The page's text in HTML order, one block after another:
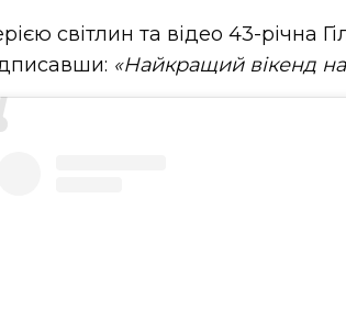
світлин та відео 43-річна
«Найкращий вікенд